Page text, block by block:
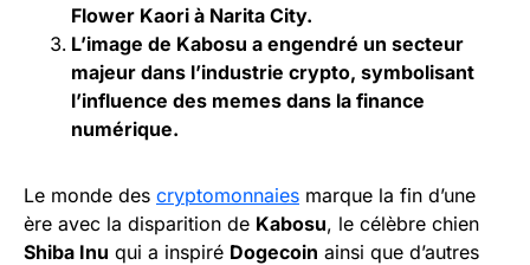
Flower Kaori à Narita City.
L’image de Kabosu a engendré un secteur
majeur dans l’industrie crypto, symbolisant
l’influence des memes dans la finance
numérique.
Le monde des cryptomonnaies marque la fin d’une
ère avec la disparition de Kabosu, le célèbre chien
Shiba Inu qui a inspiré Dogecoin ainsi que d’autres